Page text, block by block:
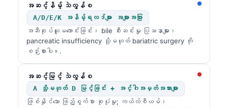
အဆင့်နိမ့် သဲလွန်စ
A/D/E/K အနိမ့်ရလဒ်များ အများအပြား
အဆီစုပ်ယူမကောင်းခြင်း၊ bile စီးဆင်းမှု ပြဿနာများ၊
pancreatic insufficiency သို့မဟုတ် bariatric surgery ကို
စဉ်းစားပါ။.
အဆင့်မြင့် သဲလွန်စ
A သို့မဟုတ် D မြင့်ခြင်း + အင်္ဂါအမှတ်အသားများ
ဖြစ်နိုင်သော ဖြည့်စွက်စာ စုပုံမှု; ကယ်လ်စီယမ်၊